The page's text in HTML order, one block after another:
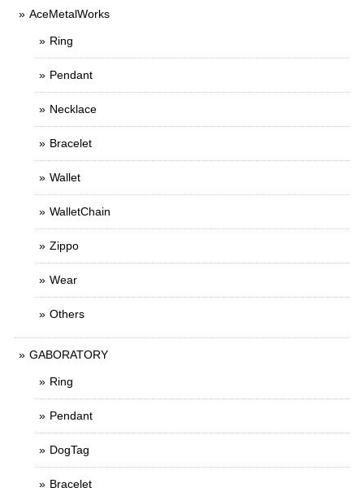
AceMetalWorks
Ring
Pendant
Necklace
Bracelet
Wallet
WalletChain
Zippo
Wear
Others
GABORATORY
Ring
Pendant
DogTag
Bracelet